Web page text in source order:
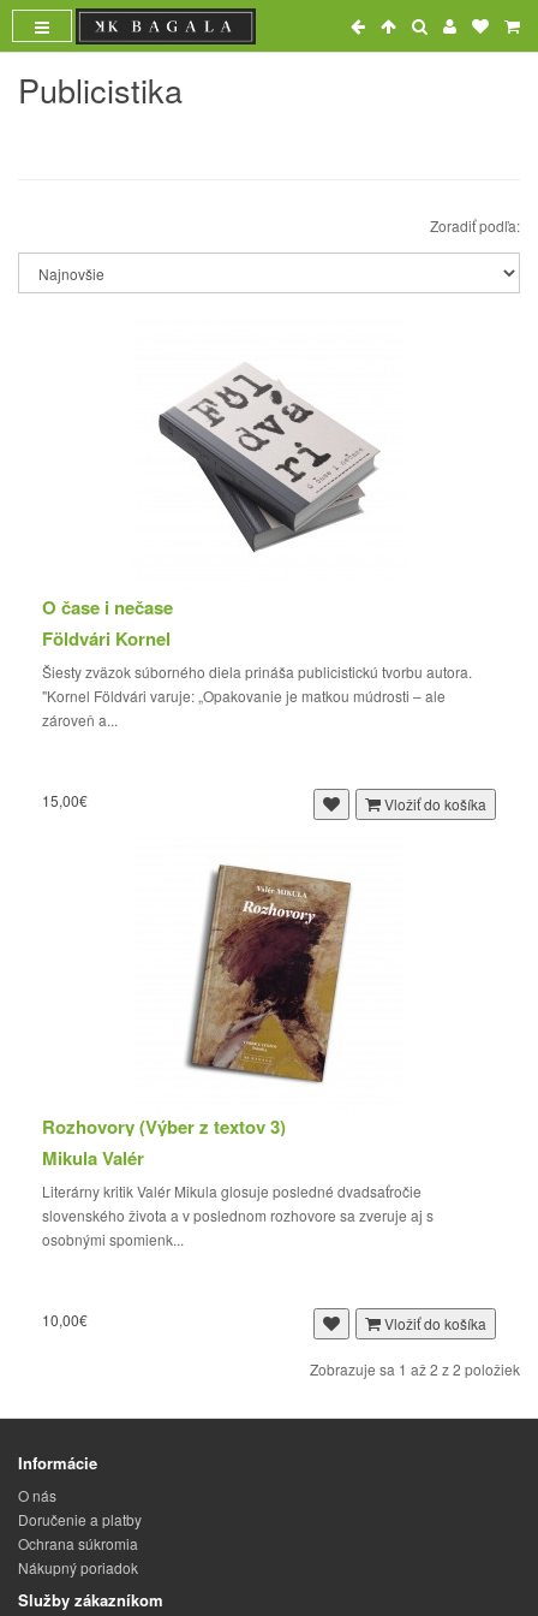
Publicistika
Zoradiť podľa:
O čase i nečase
Földvári Kornel
Šiesty zväzok súborného diela prináša publicistickú tvorbu autora.
"Kornel Földvári varuje: „Opakovanie je matkou múdrosti – ale
zároveň a...
15,00€ Vložiť do košíka
Rozhovory (Výber z textov 3)
Mikula Valér
Literárny kritik Valér Mikula glosuje posledné dvadsaťročie
slovenského života a v poslednom rozhovore sa zveruje aj s
osobnými spomienk...
10,00€ Vložiť do košíka
Zobrazuje sa 1 až 2 z 2 položiek
Informácie
O nás
Doručenie a platby
Ochrana súkromia
Nákupný poriadok
Služby zákazníkom